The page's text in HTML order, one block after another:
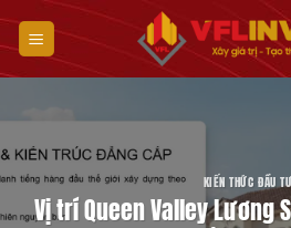
qua
nội
KIẾN THỨC ĐẦU
Vị trí Queen Valley Lương